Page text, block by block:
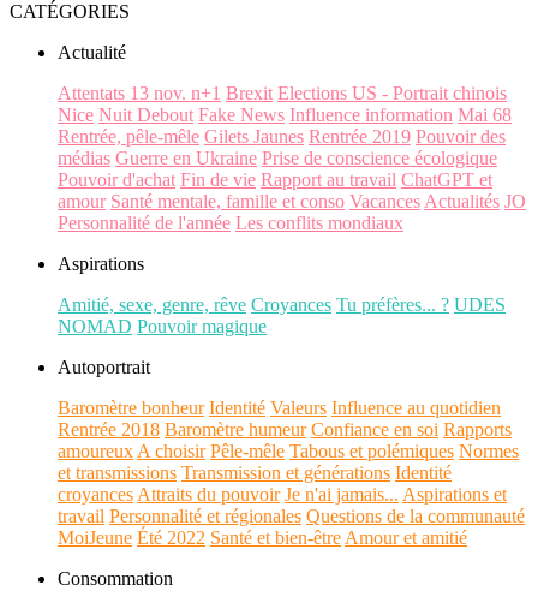
CATÉGORIES
Actualité
Attentats 13 nov. n+1 Brexit Elections US - Portrait chinois
Nice Nuit Debout Fake News Influence information Mai 68
Rentrée, pêle-mêle Gilets Jaunes Rentrée 2019 Pouvoir des
médias Guerre en Ukraine Prise de conscience écologique
Pouvoir d'achat Fin de vie Rapport au travail ChatGPT et
amour Santé mentale, famille et conso Vacances Actualités JO
Personnalité de l'année Les conflits mondiaux
Aspirations
Amitié, sexe, genre, rêve Croyances Tu préfères... ? UDES
NOMAD Pouvoir magique
Autoportrait
Baromètre bonheur Identité Valeurs Influence au quotidien
Rentrée 2018 Baromètre humeur Confiance en soi Rapports
amoureux A choisir Pêle-mêle Tabous et polémiques Normes
et transmissions Transmission et générations Identité
croyances Attraits du pouvoir Je n'ai jamais... Aspirations et
travail Personnalité et régionales Questions de la communauté
MoiJeune Été 2022 Santé et bien-être Amour et amitié
Consommation